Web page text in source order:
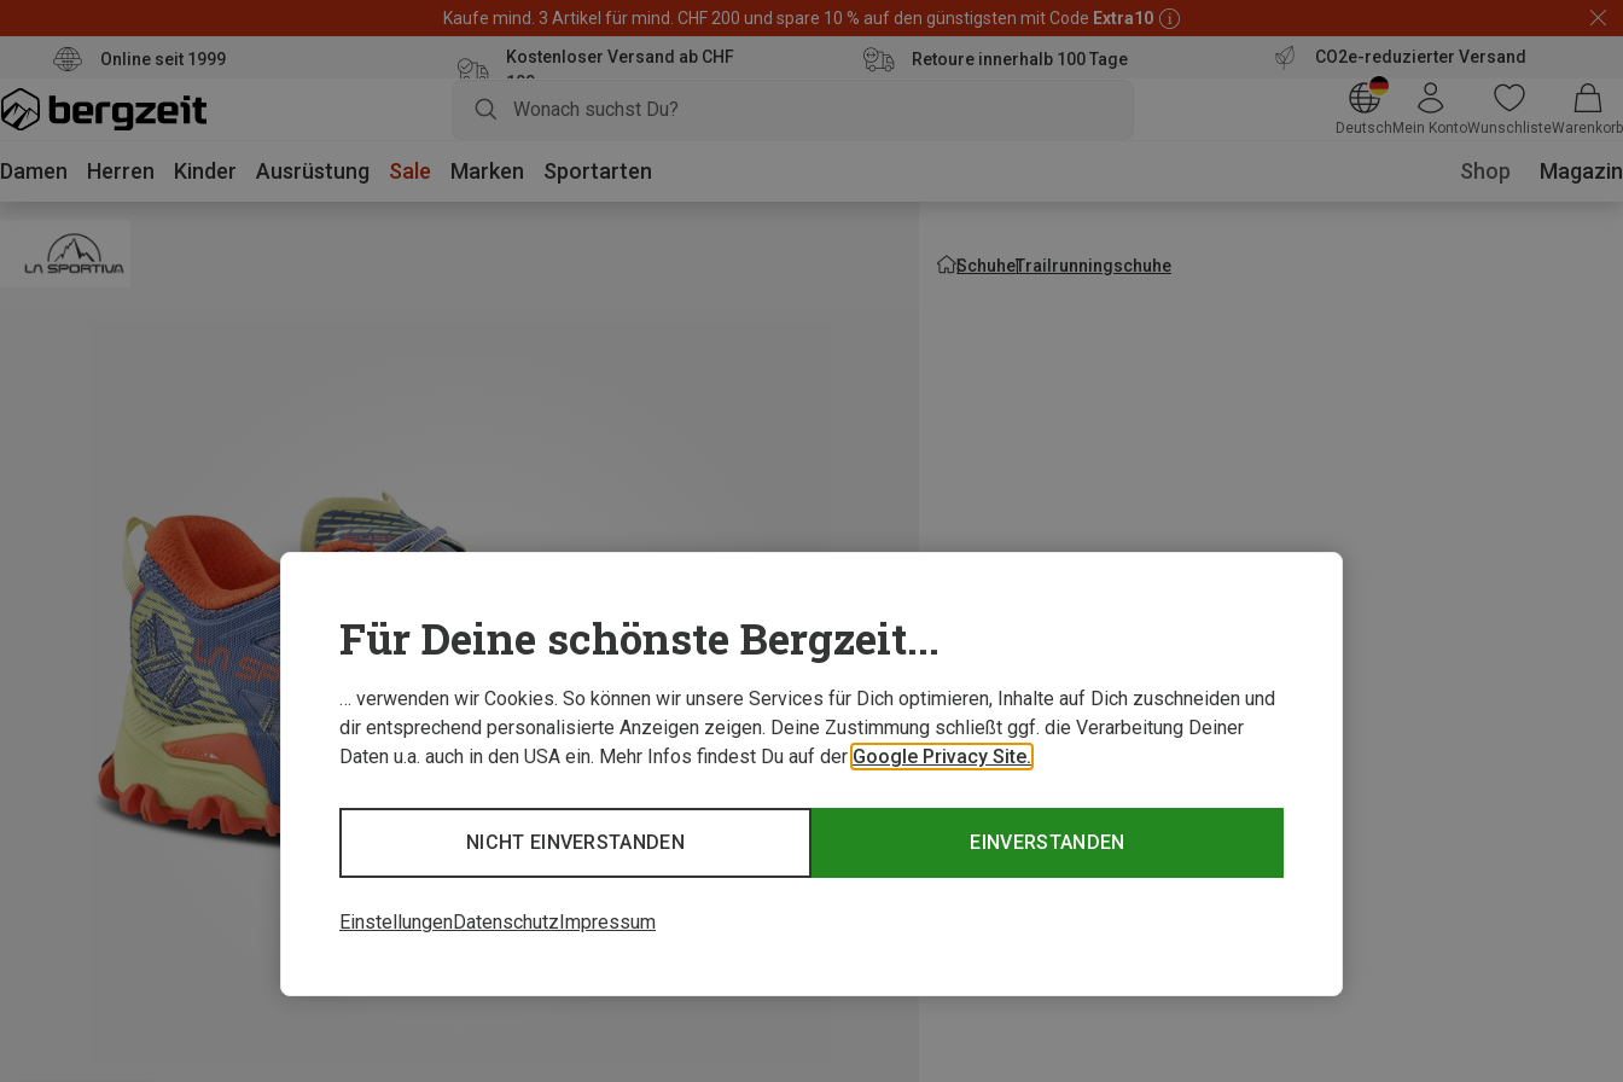
Kaufe mind. 3 Artikel für mind. CHF 200 und spare 10 % auf den günstigsten mit Code Extra10
Online seit 1999
Kostenloser Versand ab CHF
100
Retoure innerhalb 100 Tage CO2e-reduzierter Versand
Deutsch Mein KontoWunschlisteWarenkorb
Damen Herren Kinder Ausrüstung Sale Marken Sportarten Shop Magazin
SchuheTrailrunningschuhe
Für Deine schönste Bergzeit...
… verwenden wir Cookies. So können wir unsere Services für Dich optimieren, Inhalte auf Dich zuschneiden und
dir entsprechend personalisierte Anzeigen zeigen. Deine Zustimmung schließt ggf. die Verarbeitung Deiner
Daten u.a. auch in den USA ein. Mehr Infos findest Du auf der Google Privacy Site.
EINVERSTANDEN
NICHT EINVERSTANDEN
EinstellungenDatenschutz Impressum